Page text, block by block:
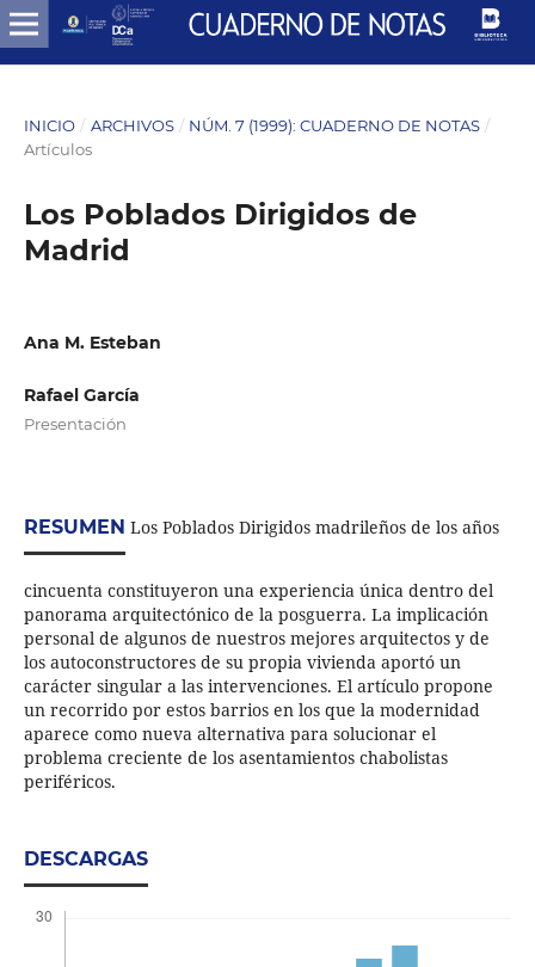
INICIO / ARCHIVOS / NÚM. 7 (1999): CUADERNO DE NOTAS /
Artículos
Los Poblados Dirigidos de
Madrid
Ana M. Esteban
Rafael García
Presentación
RESUMEN Los Poblados Dirigidos madrileños de los años
cincuenta constituyeron una experiencia única dentro del
panorama arquitectónico de la posguerra. La implicación
personal de algunos de nuestros mejores arquitectos y de
los autoconstructores de su propia vivienda aportó un
carácter singular a las intervenciones. El artículo propone
un recorrido por estos barrios en los que la modernidad
aparece como nueva alternativa para solucionar el
problema creciente de los asentamientos chabolistas
periféricos.
DESCARGAS